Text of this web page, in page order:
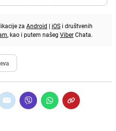
za Android | iOS i društvenih
, kao i putem našeg ViberChata.